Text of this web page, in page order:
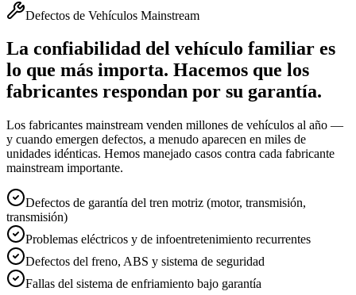
Defectos de Vehículos Mainstream
La confiabilidad del vehículo familiar es
lo que más importa. Hacemos que los
fabricantes respondan por su garantía.
Los fabricantes mainstream venden millones de vehículos al año —
y cuando emergen defectos, a menudo aparecen en miles de
unidades idénticas. Hemos manejado casos contra cada fabricante
mainstream importante.
Defectos de garantía del tren motriz (motor, transmisión,
transmisión)
Problemas eléctricos y de infoentretenimiento recurrentes
Defectos del freno, ABS y sistema de seguridad
Fallas del sistema de enfriamiento bajo garantía